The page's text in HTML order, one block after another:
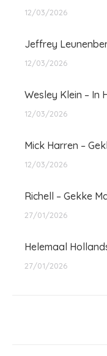
12/03/2026
Jeffrey
12/03/2026
Wesley Klein – In
12/03/2026
Mick Harren –
12/03/2026
Richell – Gekke
27/01/2026
Helemaal
27/01/2026